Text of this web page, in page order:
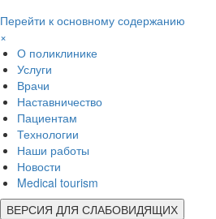
Перейти к основному содержанию
×
О поликлинике
Услуги
Врачи
Наставничество
Пациентам
Технологии
Наши работы
Новости
Medical tourism
ВЕРСИЯ ДЛЯ СЛАБОВИДЯЩИХ